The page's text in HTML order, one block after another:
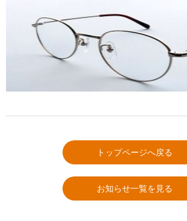
トップページへ戻る
お知らせ一覧を見る